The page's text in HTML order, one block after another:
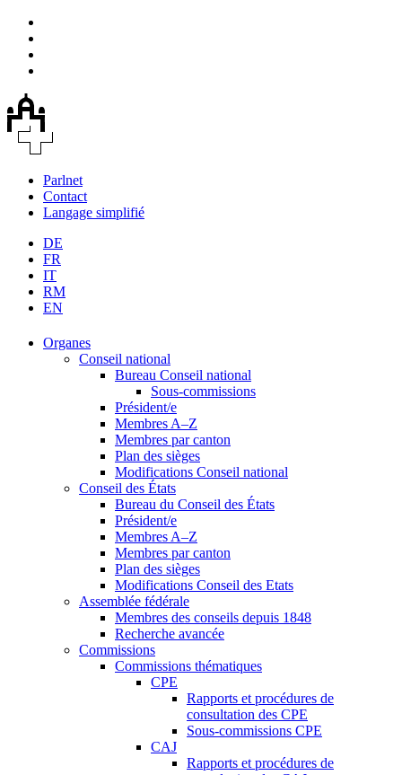
Parlnet
Contact
Langage simplifié
DE
FR
IT
RM
EN
Organes
Conseil national
Bureau Conseil national
Sous-commissions
Président/e
Membres A–Z
Membres par canton
Plan des sièges
Modifications Conseil national
Conseil des États
Bureau du Conseil des États
Président/e
Membres A–Z
Membres par canton
Plan des sièges
Modifications Conseil des Etats
Assemblée fédérale
Membres des conseils depuis 1848
Recherche avancée
Commissions
Commissions thématiques
CPE
Rapports et procédures de
consultation des CPE
Sous-commissions CPE
CAJ
Rapports et procédures de